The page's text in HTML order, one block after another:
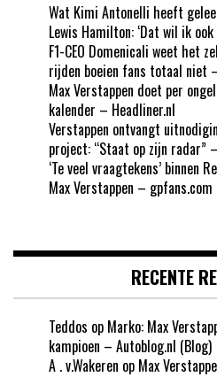
Wat Kimi Antonelli heeft
Lewis Hamilton: ‘Dat wil ik
F1-CEO Domenicali weet het
rijden boeien fans totaal niet
Max Verstappen doet per
kalender – Headliner.nl
Verstappen ontvangt
project: “Staat op zijn radar”
‘Te veel vraagtekens’
Max Verstappen – gpfans.com
RECENTE
Teddos op Marko: Max
kampioen – Autoblog.nl (Blog)
A . v.Wakeren op Max